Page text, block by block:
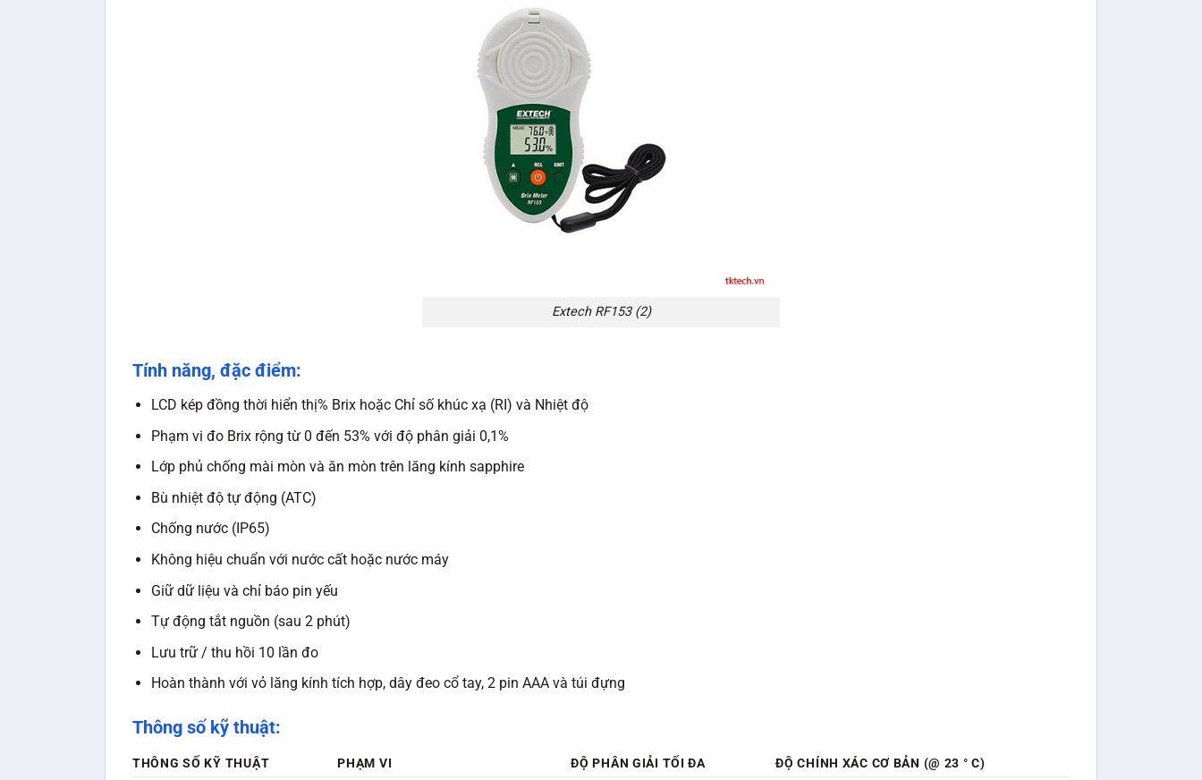
Extech RF153 (2)
Tính năng, đặc điểm:
LCD kép đồng thời hiển thị% Brix hoặc Chỉ số khúc xạ (RI) và Nhiệt độ
Phạm vi đo Brix rộng từ 0 đến 53% với độ phân giải 0,1%
Lớp phủ chống mài mòn và ăn mòn trên lăng kính sapphire
Bù nhiệt độ tự động (ATC)
Chống nước (IP65)
Không hiệu chuẩn với nước cất hoặc nước máy
Giữ dữ liệu và chỉ báo pin yếu
Tự động tắt nguồn (sau 2 phút)
Lưu trữ / thu hồi 10 lần đo
Hoàn thành với vỏ lăng kính tích hợp, dây đeo cổ tay, 2 pin AAA và túi đựng
Thông số kỹ thuật:
THÔNG SỐ KỸ THUẬT PHẠM VI ĐỘ PHÂN GIẢI TỐI ĐA
ĐỘ CHÍNH XÁC CƠ BẢN (@ 23 ° C)